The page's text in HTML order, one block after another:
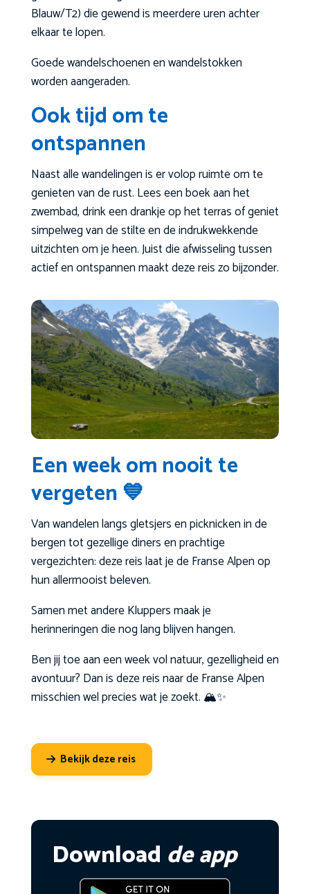
Blauw/T2) die gewend is meerdere uren achter
elkaar te lopen.
Goede wandelschoenen en wandelstokken
worden aangeraden.
Ook tijd om te
ontspannen
Naast alle wandelingen is er volop ruimte om te
genieten van de rust. Lees een boek aan het
zwembad, drink een drankje op het terras of geniet
simpelweg van de stilte en de indrukwekkende
uitzichten om je heen. Juist die afwisseling tussen
actief en ontspannen maakt deze reis zo bijzonder.
Een week om nooit te
vergeten 💙
Van wandelen langs gletsjers en picknicken in de
bergen tot gezellige diners en prachtige
vergezichten: deze reis laat je de Franse Alpen op
hun allermooist beleven.
Samen met andere Kluppers maak je
herinneringen die nog lang blijven hangen.
Ben jij toe aan een week vol natuur, gezelligheid en
avontuur? Dan is deze reis naar de Franse Alpen
misschien wel precies wat je zoekt. 🏔️✨
Bekijk deze reis
Download de app